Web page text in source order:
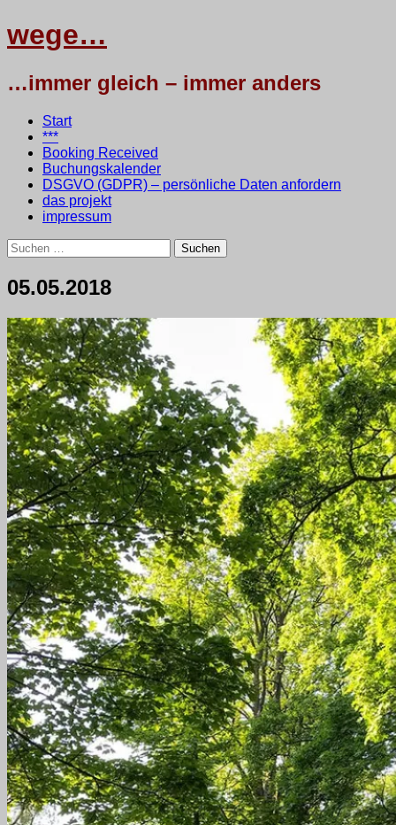
wege…
…immer gleich – immer anders
Menü
Zum
Inhalt
springen
Start
***
Booking Received
Buchungskalender
DSGVO (GDPR) – persönliche Daten anfordern
das projekt
impressum
Suchen
nach:
05.05.2018
5.
Mai
2018
•
testbaum